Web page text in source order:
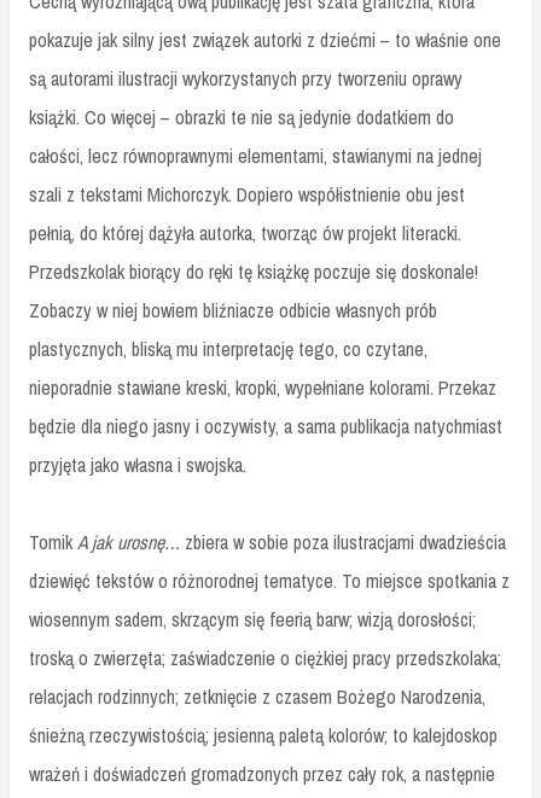
pokazuje jak silny jest związek autorki z dziećmi – to właśnie one
są autorami ilustracji wykorzystanych przy tworzeniu oprawy
książki. Co więcej – obrazki te nie są jedynie dodatkiem do
całości, lecz równoprawnymi elementami, stawianymi na jednej
szali z tekstami Michorczyk. Dopiero współistnienie obu jest
pełnią, do której dążyła autorka, tworząc ów projekt literacki.
Przedszkolak biorący do ręki tę książkę poczuje się doskonale!
Zobaczy w niej bowiem bliźniacze odbicie własnych prób
plastycznych, bliską mu interpretację tego, co czytane,
nieporadnie stawiane kreski, kropki, wypełniane kolorami. Przekaz
będzie dla niego jasny i oczywisty, a sama publikacja natychmiast
przyjęta jako własna i swojska.
TomikA jak urosnę… zbiera w sobie poza ilustracjami dwadzieścia
dziewięć tekstów o różnorodnej tematyce. To miejsce spotkania z
wiosennym sadem, skrzącym się feerią barw; wizją dorosłości;
troską o zwierzęta; zaświadczenie o ciężkiej pracy przedszkolaka;
relacjach rodzinnych; zetknięcie z czasem Bożego Narodzenia,
śnieżną rzeczywistością; jesienną paletą kolorów; to kalejdoskop
wrażeń i doświadczeń gromadzonych przez cały rok, a następnie